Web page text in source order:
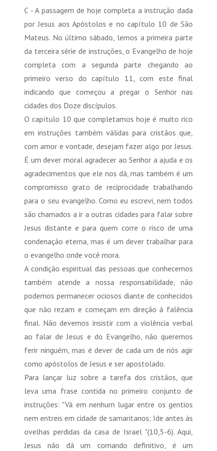
C - A passagem de hoje completa a instrução dada
por Jesus aos Apóstolos e no capítulo 10 de São
Mateus. No último sábado, lemos a primeira parte
da terceira série de instruções, o Evangelho de hoje
completa com a segunda parte chegando ao
primeiro verso do capítulo 11, com este final
indicando que começou a pregar o Senhor nas
cidades dos Doze discípulos.
O capítulo 10 que completamos hoje é muito rico
em instruções também válidas para cristãos que,
com amor e vontade, desejam fazer algo por Jesus.
É um dever moral agradecer ao Senhor a ajuda e os
agradecimentos que ele nos dá, mas também é um
compromisso grato de reciprocidade trabalhando
para o seu evangelho. Como eu escrevi, nem todos
são chamados a ir a outras cidades para falar sobre
Jesus distante e para quem corre o risco de uma
condenação eterna, mas é um dever trabalhar para
o evangelho onde você mora.
A condição espiritual das pessoas que conhecemos
também atende a nossa responsabilidade, não
podemos permanecer ociosos diante de conhecidos
que não rezam e começam em direção à falência
final. Não devemos insistir com a violência verbal
ao falar de Jesus e do Evangelho, não queremos
ferir ninguém, mas é dever de cada um de nós agir
como apóstolos de Jesus e ser apostolado.
Para lançar luz sobre a tarefa dos cristãos, que
leva uma frase contida no primeiro conjunto de
instruções: "Vá em nenhum lugar entre os gentios
nem entreis em cidade de samaritanos; Ide antes às
ovelhas perdidas da casa de Israel "(10,5-6). Aqui,
Jesus não dá um comando definitivo, é um